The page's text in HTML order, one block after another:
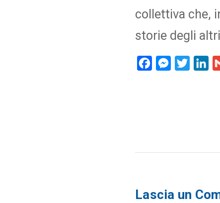
collettiva che,
storie degli
FacebookMessenger
Twitter
Lascia un